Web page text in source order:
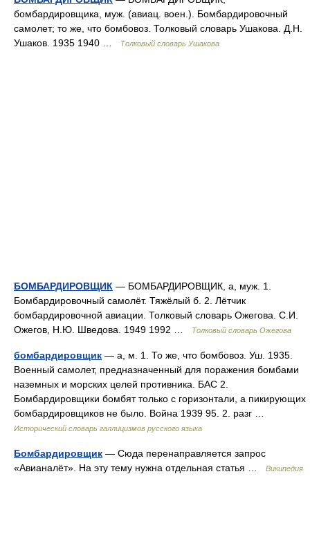
бомбардировщика, муж. (авиац. воен.). Бомбардировочный
самолет; то же, что бомбовоз. Толковый словарь Ушакова. Д.Н.
Ушаков. 1935 1940 …
Толковый словарь Ушакова
БОМБАРДИРОВЩИК — БОМБАРДИРОВЩИК, а, муж. 1.
Бомбардировочный самолёт. Тяжёлый б. 2. Лётчик
бомбардировочной авиации. Толковый словарь Ожегова. С.И.
Ожегов, Н.Ю. Шведова. 1949 1992 …
Толковый словарь Ожегова
бомбардировщик — а, м. 1. То же, что бомбовоз. Уш. 1935.
Военный самолет, предназначенный для поражения бомбами
наземных и морских целей противника. БАС 2.
Бомбардировщики бомбят только с горизонтали, а пикирующих
бомбардировщиков не было. Война 1939 95. 2. разг …
Исторический словарь галлицизмов русского языка
Бомбардировщик — Сюда перенаправляется запрос
«Авианалёт». На эту тему нужна отдельная статья …
Википедия